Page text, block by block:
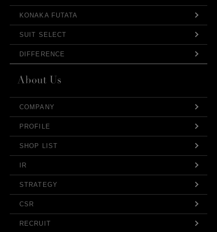
KONAKA FUTATA
SUIT SELECT
DIFFERENCE
COMPANY
PROFILE
SHOP LIST
IR
STRATEGY
CSR
RECRUIT